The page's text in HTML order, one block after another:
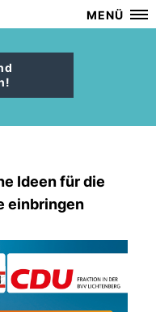
MENÜ
Ideen für die
einbringen